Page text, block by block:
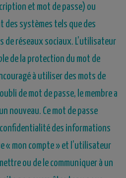
et mot de passe) ou
systèmes tels que des
réseaux sociaux. L’utilisateur
de la protection du mot de
à utiliser des mots de
de mot de passe, le membre a
nouveau. Ce mot de passe
des informations
« mon compte » et l’utilisateur
ou de le communiquer à un